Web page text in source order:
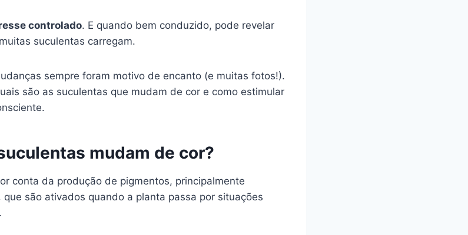
controlado. E quando bem conduzido, pode revelar
suculentas carregam.
sempre foram motivo de encanto (e muitas fotos!).
são as suculentas que mudam de cor e como estimular
mudam de cor?
conta da produção de pigmentos, principalmente
, que são ativados quando a planta passa por situações